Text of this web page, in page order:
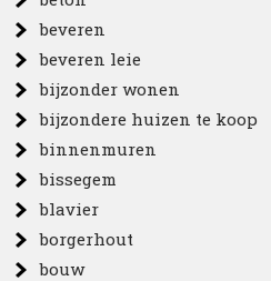
beveren
beveren leie
bijzonder wonen
bijzondere huizen te koop
binnenmuren
bissegem
blavier
borgerhout
bouw